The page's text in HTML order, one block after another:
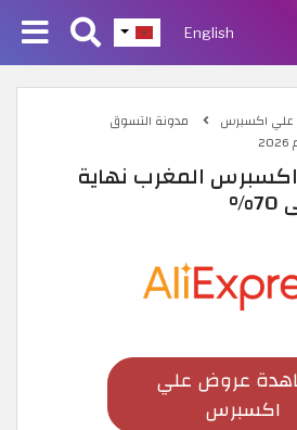
English
علي اكسبرس
مدونة التسوق
المغرب نهاية
عروض علي
اكسبرس